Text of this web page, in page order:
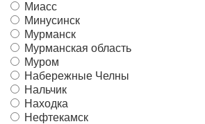
Миасс
Минусинск
Мурманск
Мурманская область
Муром
Набережные Челны
Нальчик
Находка
Нефтекамск